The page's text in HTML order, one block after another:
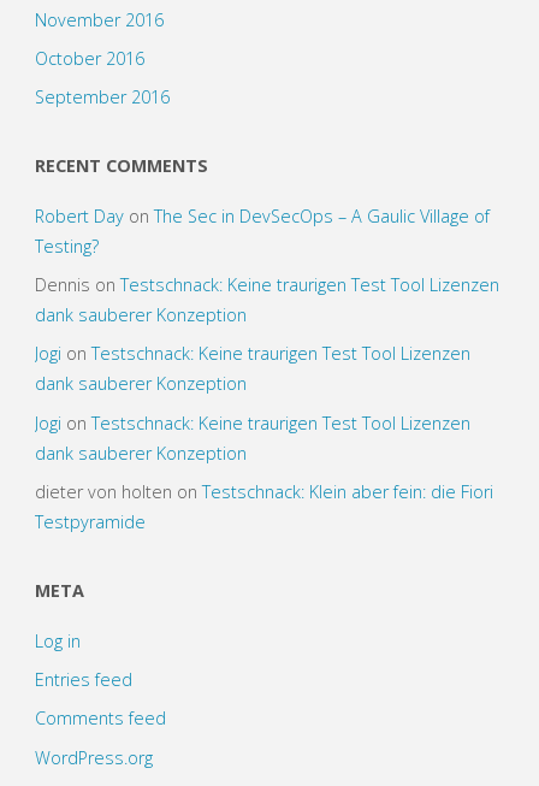
November 2016
October 2016
September 2016
RECENT COMMENTS
Robert DayonThe Sec in DevSecOps – A Gaulic Village of
Testing?
Dennis onTestschnack: Keine traurigen Test Tool Lizenzen
dank sauberer Konzeption
Jogi onTestschnack: Keine traurigen Test Tool Lizenzen
dank sauberer Konzeption
Jogi onTestschnack: Keine traurigen Test Tool Lizenzen
dank sauberer Konzeption
dieter von holten onTestschnack: Klein aber fein: die Fiori
Testpyramide
META
Log in
Entries feed
Comments feed
WordPress.org